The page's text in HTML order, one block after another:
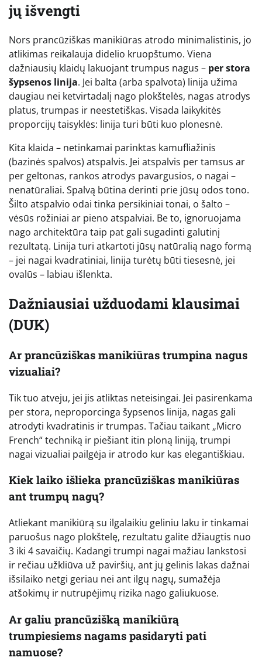
jų išvengti
Nors prancūziškas manikiūras atrodo minimalistinis, jo
atlikimas reikalauja didelio kruopštumo. Viena
dažniausių klaidų lakuojant trumpus nagus – per stora
šypsenos linija. Jei balta (arba spalvota) linija užima
daugiau nei ketvirtadalį nago plokštelės, nagas atrodys
platus, trumpas ir neestetiškas. Visada laikykitės
proporcijų taisyklės: linija turi būti kuo plonesnė.
Kita klaida – netinkamai parinktas kamufliažinis
(bazinės spalvos) atspalvis. Jei atspalvis per tamsus ar
per geltonas, rankos atrodys pavargusios, o nagai –
nenatūraliai. Spalvą būtina derinti prie jūsų odos tono.
Šilto atspalvio odai tinka persikiniai tonai, o šalto –
vėsūs rožiniai ar pieno atspalviai. Be to, ignoruojama
nago architektūra taip pat gali sugadinti galutinį
rezultatą. Linija turi atkartoti jūsų natūralią nago formą
– jei nagai kvadratiniai, linija turėtų būti tiesesnė, jei
ovalūs – labiau išlenkta.
Dažniausiai užduodami klausimai
(DUK)
Ar prancūziškas manikiūras trumpina nagus
vizualiai?
Tik tuo atveju, jei jis atliktas neteisingai. Jei pasirenkama
per stora, neproporcinga šypsenos linija, nagas gali
atrodyti kvadratinis ir trumpas. Tačiau taikant „Micro
French“ techniką ir piešiant itin ploną liniją, trumpi
nagai vizualiai pailgėja ir atrodo kur kas elegantiškiau.
Kiek laiko išlieka prancūziškas manikiūras
ant trumpų nagų?
Atliekant manikiūrą su ilgalaikiu geliniu laku ir tinkamai
paruošus nago plokštelę, rezultatu galite džiaugtis nuo
3 iki 4 savaičių. Kadangi trumpi nagai mažiau lankstosi
ir rečiau užkliūva už paviršių, ant jų gelinis lakas dažnai
išsilaiko netgi geriau nei ant ilgų nagų, sumažėja
atšokimų ir nutrupėjimų rizika nago galiukuose.
Ar galiu prancūzišką manikiūrą
trumpiesiems nagams pasidaryti pati
namuose?